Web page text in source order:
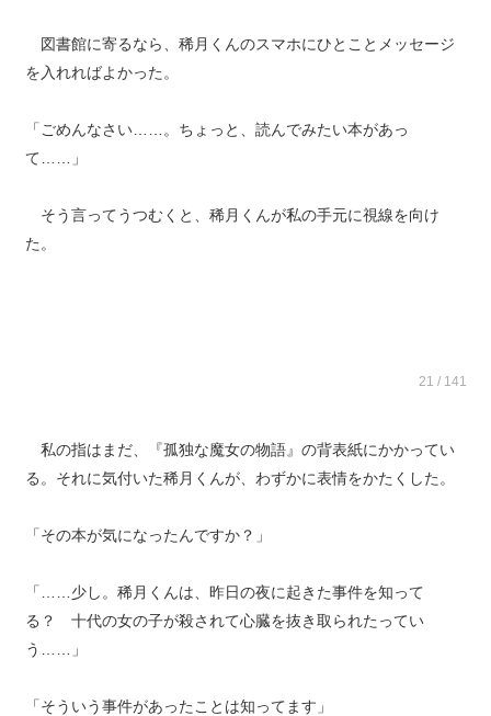
図書館に寄るなら、稀月くんのスマホにひとことメッセージ
を入れればよかった。
「ごめんなさい……。ちょっと、読んでみたい本があっ
て……」
そう言ってうつむくと、稀月くんが私の手元に視線を向け
た。
21 / 141
私の指はまだ、『孤独な魔女の物語』の背表紙にかかってい
る。それに気付いた稀月くんが、わずかに表情をかたくした。
「その本が気になったんですか？」
「……少し。稀月くんは、昨日の夜に起きた事件を知って
る？ 十代の女の子が殺されて心臓を抜き取られたってい
う……」
「そういう事件があったことは知ってます」